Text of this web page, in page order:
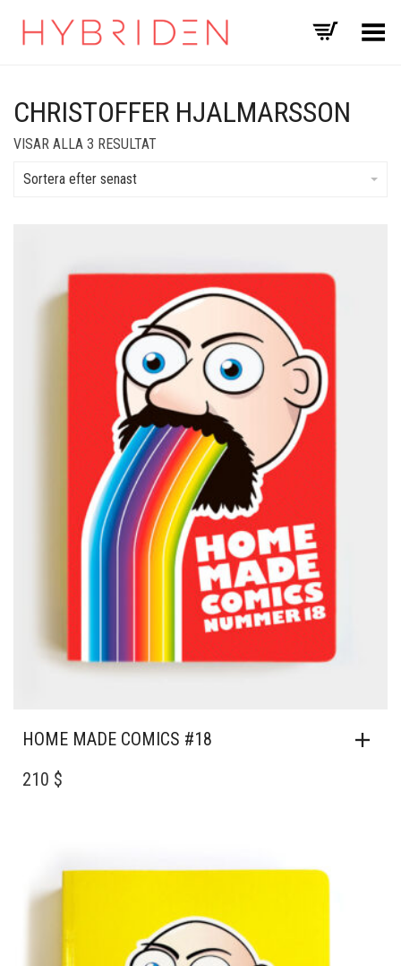
Toggle Menu
CHRISTOFFER HJALMARSSON
VISAR ALLA 3 RESULTAT
Sortera efter senast
HOME MADE COMICS #18
210 $